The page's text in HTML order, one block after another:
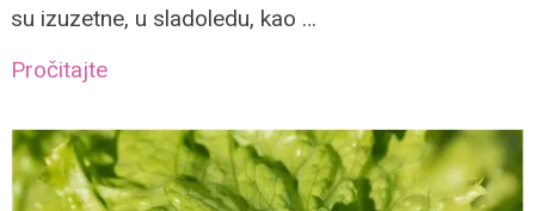
su izuzetne, u sladoledu, kao …
Pročitajte